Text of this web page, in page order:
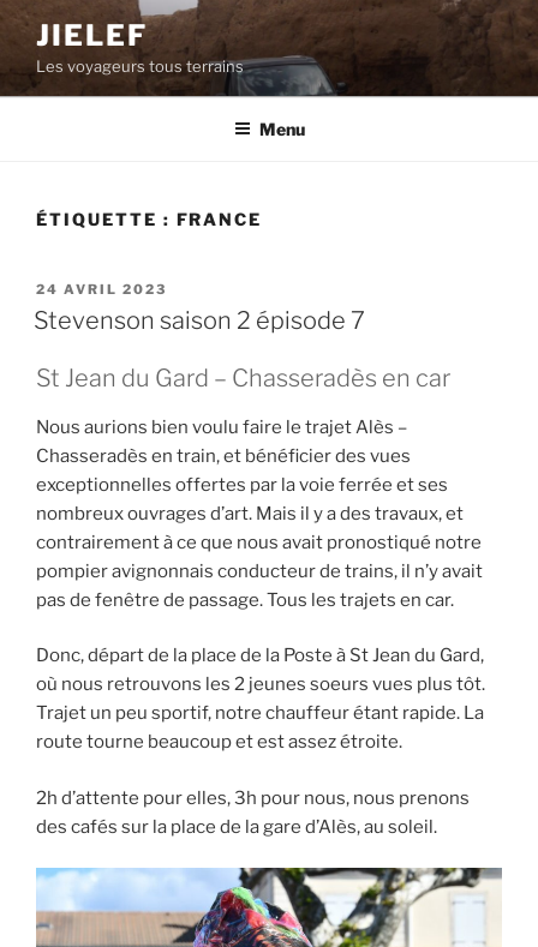
Aller
contenu
principal
JIELEF
Les voyageurs tous terrains
Menu
ÉTIQUETTE : FRANCE
PUBLIÉ
LE
24 AVRIL 2023
Stevenson saison 2 épisode 7
St Jean du Gard – Chasseradès en car
Nous aurions bien voulu faire le trajet Alès –
Chasseradès en train, et bénéficier des vues
exceptionnelles offertes par la voie ferrée et ses
nombreux ouvrages d’art. Mais il y a des travaux, et
contrairement à ce que nous avait pronostiqué notre
pompier avignonnais conducteur de trains, il n’y avait
pas de fenêtre de passage. Tous les trajets en car.
Donc, départ de la place de la Poste à St Jean du Gard,
où nous retrouvons les 2 jeunes soeurs vues plus tôt.
Trajet un peu sportif, notre chauffeur étant rapide. La
route tourne beaucoup et est assez étroite.
2h d’attente pour elles, 3h pour nous, nous prenons
des cafés sur la place de la gare d’Alès, au soleil.